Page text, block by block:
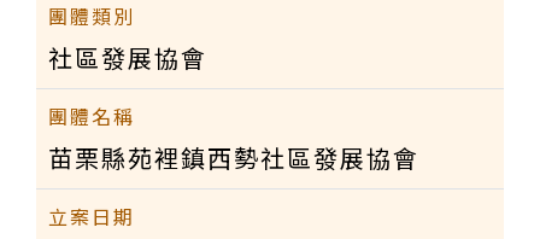
社區發展協會
苗栗縣苑裡鎮西勢社區發展協會